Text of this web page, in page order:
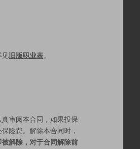
见 旧版职业表。
审阅本合同，如果投保
险费。解除本合同时，
解除，对于合同解除前